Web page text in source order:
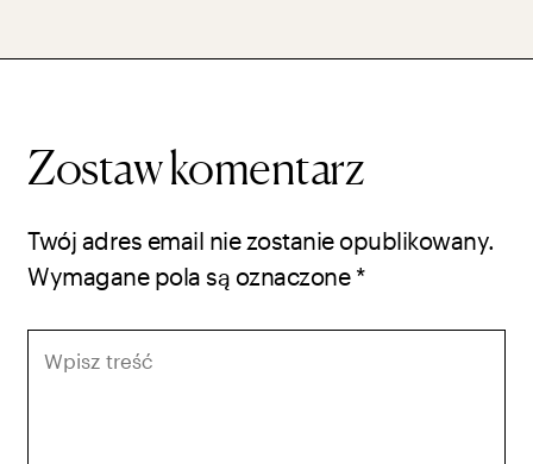
Zostaw komentarz
Twój adres email nie zostanie opublikowany.
Wymagane pola są oznaczone *
treść